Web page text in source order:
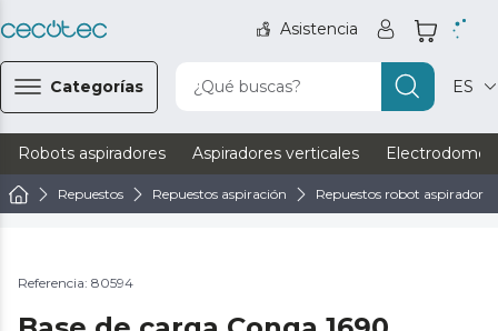
Asistencia
Categorías ¿Qué buscas? ES
Robots aspiradores Aspiradores verticales
Repuestos Repuestos aspiración Repuestos robot aspirador
Referencia: 80594